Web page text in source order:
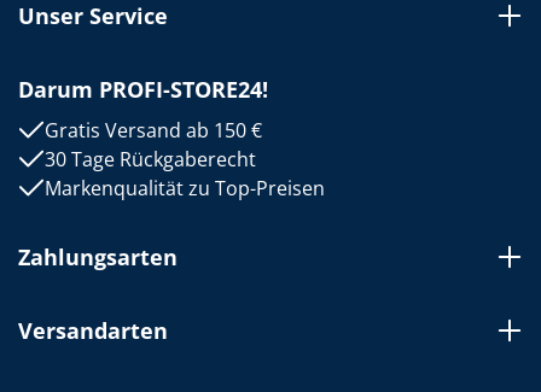
Unser Service
Darum PROFI-STORE24!
Gratis Versand ab 150 €
30 Tage Rückgaberecht
Markenqualität zu Top-Preisen
Zahlungsarten
Versandarten